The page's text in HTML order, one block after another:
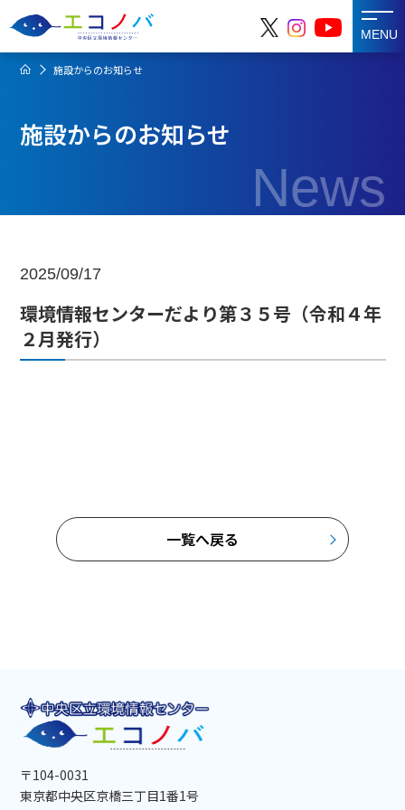
MENU
施設からのお知らせ
施設からのお知らせ
News
2025/09/17
環境情報センターだより第３５号（令和４年
２月発行）
一覧へ戻る
〒104-0031
東京都中央区京橋三丁目1番1号